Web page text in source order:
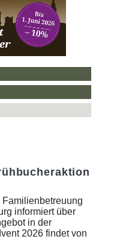
informiert über
in der
2026 findet von